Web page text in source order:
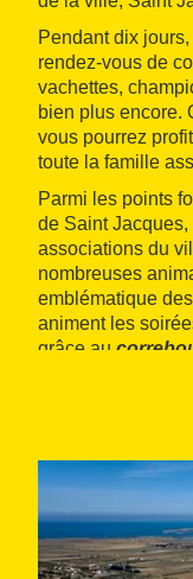
Pendant dix
rendez-vous de
vachettes,
bien plus encore.
vous pourrez
toute la famille
Parmi les points
de Saint Jacques,
associations du
nombreuses
emblématique
animent les
grâce au
des
animations pour
orchestre.